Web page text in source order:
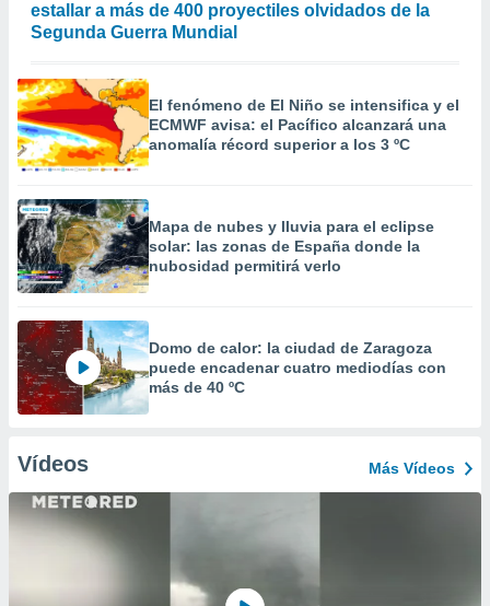
estallar a más de 400 proyectiles olvidados de la
Segunda Guerra Mundial
El fenómeno de El Niño se intensifica y el
ECMWF avisa: el Pacífico alcanzará una
anomalía récord superior a los 3 ºC
Mapa de nubes y lluvia para el eclipse
solar: las zonas de España donde la
nubosidad permitirá verlo
Domo de calor: la ciudad de Zaragoza
puede encadenar cuatro mediodías con
más de 40 ºC
Vídeos Más Vídeos